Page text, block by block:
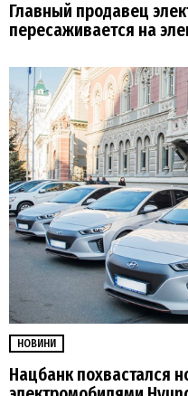
Главный продавец
пересаживается на
НОВИНИ
Нацбанк похвастался